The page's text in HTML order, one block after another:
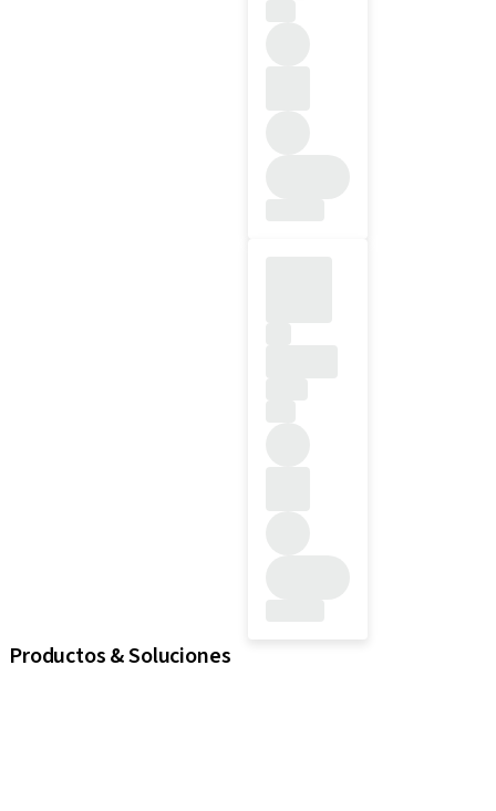
Productos & Soluciones